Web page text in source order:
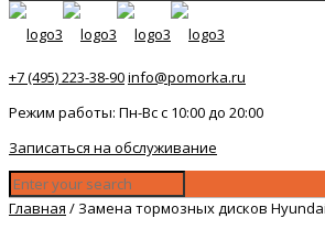
+7 (495) 223-38-90info@pomorka.ru
Режим работы: Пн-Вс с 10:00 до 20:00
Записаться на обслуживание
Главная / Замена тормозных дисков